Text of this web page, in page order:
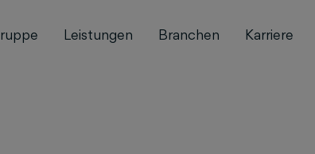
Leistungen Branchen Karriere